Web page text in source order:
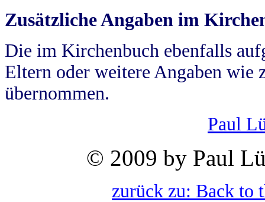
Zusätzliche Angaben im
Die im Kirchenbuch ebenfalls
Eltern oder weitere Angaben wie
übernommen.
Paul
© 2009 by Paul
zurück zu: Back to